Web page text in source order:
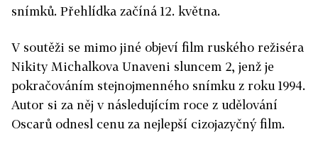
snímků. Přehlídka začíná 12. května.
V soutěži se mimo jiné objeví film ruského režiséra
Nikity Michalkova Unaveni sluncem 2, jenž je
pokračováním stejnojmenného snímku z roku 1994.
Autor si za něj v následujícím roce z udělování
Oscarů odnesl cenu za nejlepší cizojazyčný film.